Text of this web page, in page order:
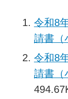
令和8
請書（
令和8
請書（